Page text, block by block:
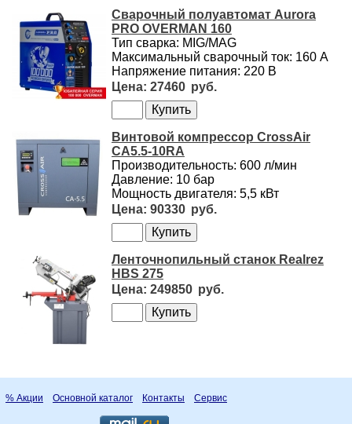
Сварочный полуавтомат Aurora
PRO OVERMAN 160
Тип сварка: MIG/MAG
Максимальный сварочный ток: 160 А
Напряжение питания: 220 В
27460
Винтовой компрессор CrossAir
CA5.5-10RA
Производительность: 600 л/мин
Давление: 10 бар
Мощность двигателя: 5,5 кВт
90330
Ленточнопильный станок Realrez
HBS 275
249850
% Акции Основной каталог Контакты Сервис